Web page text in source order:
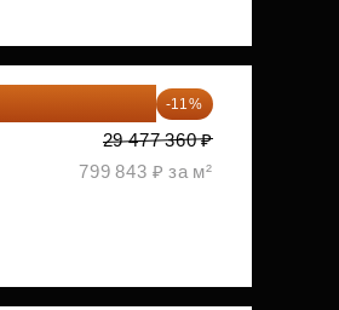
-11%
29 477 360 ₽
799 843 ₽ за м²